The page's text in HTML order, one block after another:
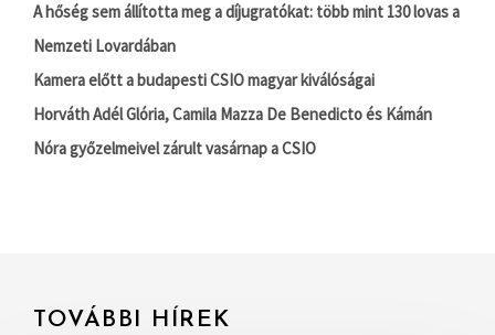
A hőség sem állította meg a díjugratókat: több mint 130 lovas a
Nemzeti Lovardában
Kamera előtt a budapesti CSIO magyar kiválóságai
Horváth Adél Glória, Camila Mazza De Benedicto és Kámán
Nóra győzelmeivel zárult vasárnap a CSIO
TOVÁBBI HÍREK